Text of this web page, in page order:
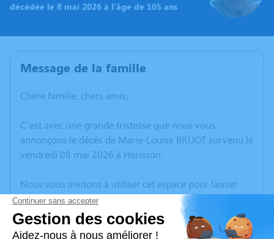
décédée le 8 mai 2026 à l'âge de 105 ans
Message de la famille
Chère famille, chers amis,
C’est avec une grande tristesse que nous vous
annonçons le décès de Marie-Louise BRUOT survenu le
vendredi 08 mai 2026 à Herisson.
Nous vous invitons à utiliser cet espace pour laisser
vos condoléances, partager des photos souvenirs, une
anecdote ou exprimer vos pensées à travers des
poèmes ou des textes. Cet endroit est un lieu